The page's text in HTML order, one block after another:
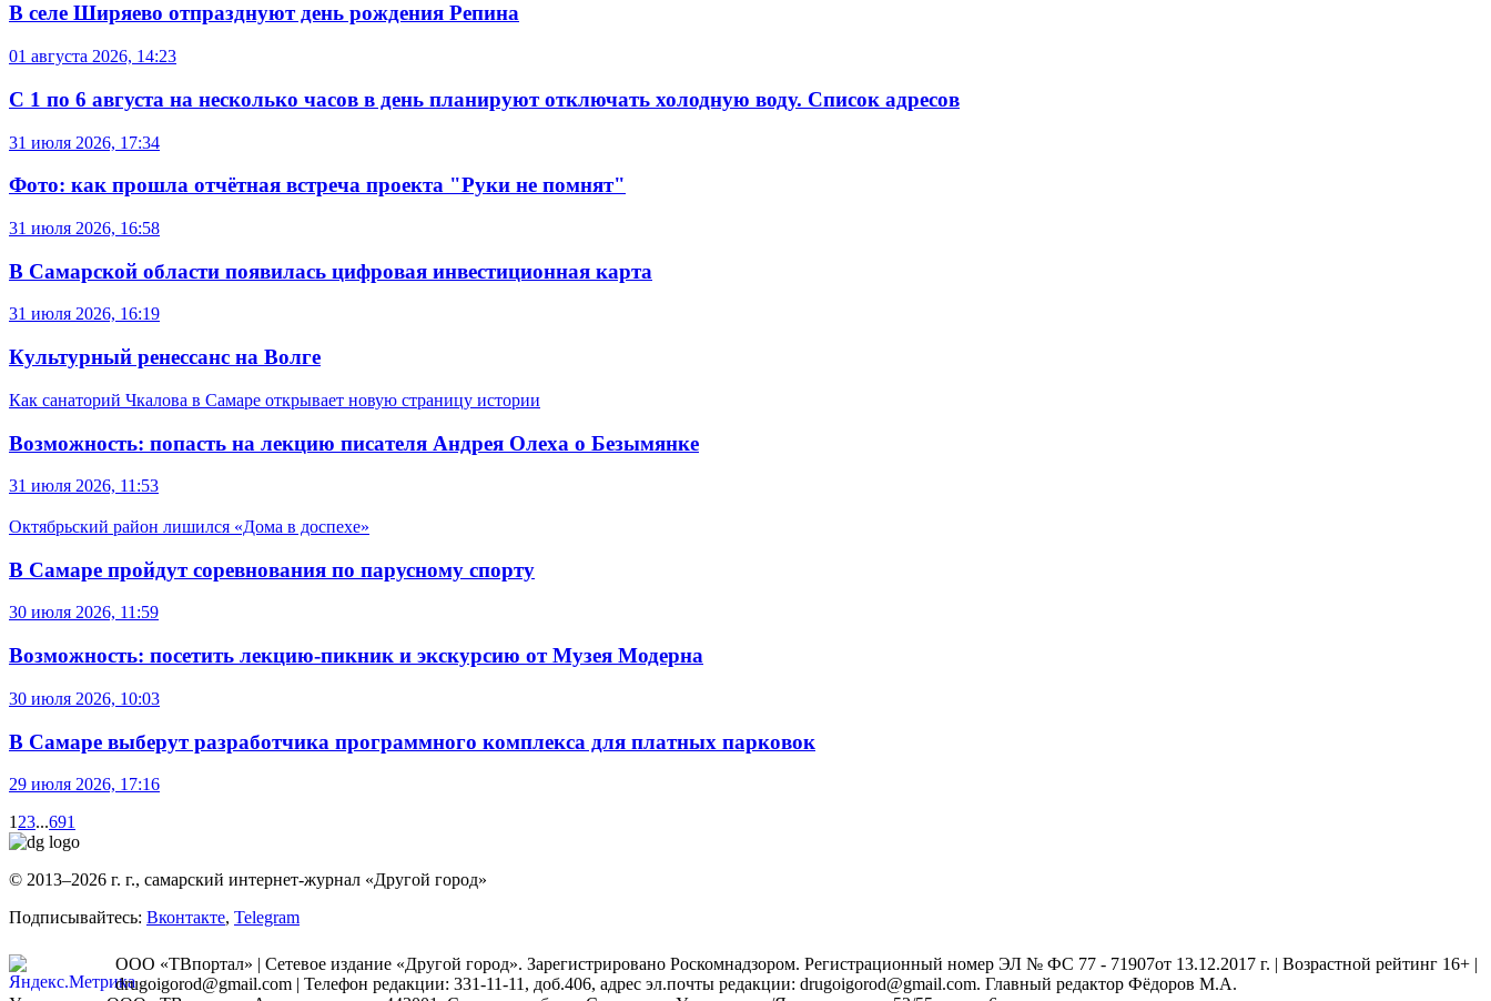
В селе Ширяево отпразднуют день рождения Репина
01 августа 2026, 14:23
С 1 по 6 августа на несколько часов в день планируют отключать холодную воду. Список адресов
31 июля 2026, 17:34
Фото: как прошла отчётная встреча проекта "Руки не помнят"
31 июля 2026, 16:58
В Самарской области появилась цифровая инвестиционная карта
31 июля 2026, 16:19
Культурный ренессанс на Волге
Как санаторий Чкалова в Самаре открывает новую страницу истории
Возможность: попасть на лекцию писателя Андрея Олеха о Безымянке
31 июля 2026, 11:53
Октябрьский район лишился «Дома в доспехе»
В Самаре пройдут соревнования по парусному спорту
30 июля 2026, 11:59
Возможность: посетить лекцию-пикник и экскурсию от Музея Модерна
30 июля 2026, 10:03
В Самаре выберут разработчика программного комплекса для платных парковок
29 июля 2026, 17:16
1 23...691
© 2013–2026 г. г., самарский интернет-журнал «Другой город»
Подписывайтесь: Вконтакте, Telegram
ООО «ТВпортал» | Сетевое издание «Другой город». Зарегистрировано Роскомнадзором. Регистрационный номер ЭЛ № ФС 77 - 71907от 13.12.2017 г. | Возрастной рейтинг 16+ |
drugoigorod@gmail.com | Телефон редакции: 331-11-11, доб.406, адрес эл.почты редакции: drugoigorod@gmail.com. Главный редактор Фёдоров М.А.